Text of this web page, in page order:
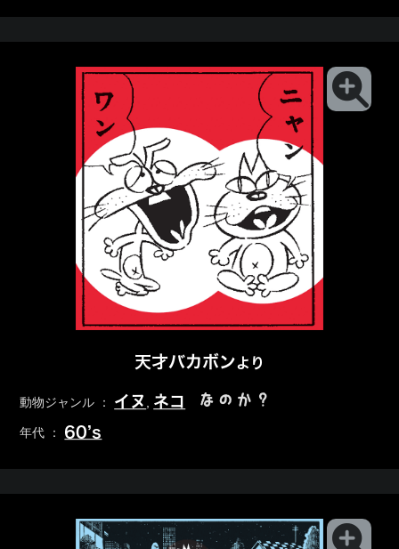
天才バカボンより
動物ジャンル ： イヌ ネコ なのか？
年代 ： 60’s